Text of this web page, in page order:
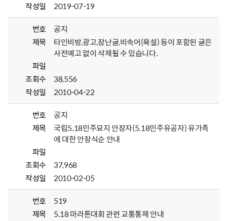
작성일
2019-07-19
번호
공지
제목
타인비방,광고,장난글,비속어(욕설) 등이 포함된 글은
사전예고 없이 삭제될 수 있습니다.
파일
조회수
38,556
작성일
2010-04-22
번호
공지
제목
국립5.18민주묘지 안장자(5.18민주유공자) 유가족
에 대한 안장식순 안내
파일
조회수
37,968
작성일
2010-02-05
번호
519
제목
5.18 마라톤대회 관련 교통통제 안내